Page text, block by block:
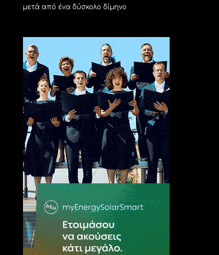
μετά από ένα δύσκολο δίμηνο